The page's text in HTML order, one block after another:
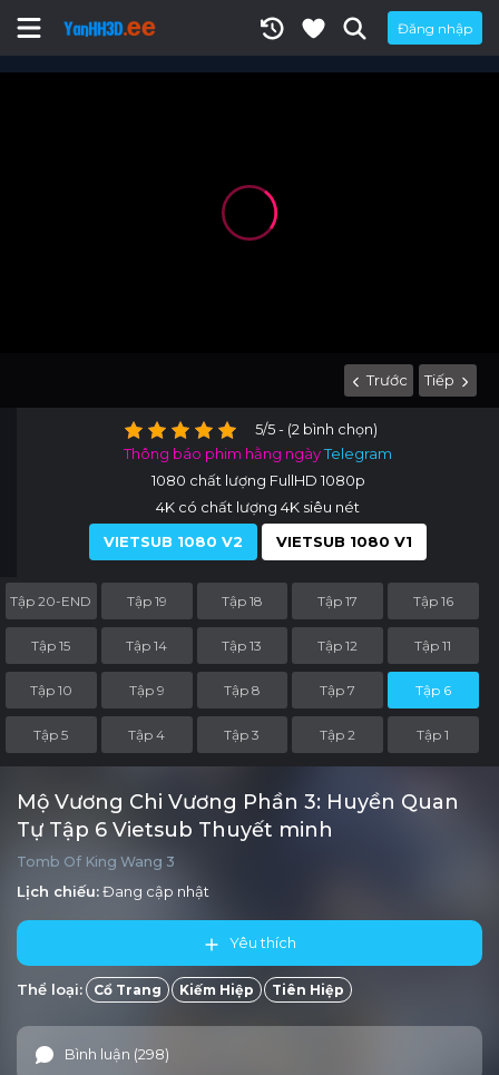
Đăng nhập
Trước Tiếp
5/5 - (2 bình chọn)
Thông báo phim hằng ngàyTelegram
1080 chất lượng FullHD 1080p
4K có chất lượng 4K siêu nét
VIETSUB 1080 V2
VIETSUB 1080 V1
Tập 20-END Tập 19 Tập 18 Tập 17 Tập 16
Tập 15 Tập 14 Tập 13 Tập 12 Tập 11
Tập 10 Tập 9 Tập 8 Tập 7 Tập 6
Tập 5 Tập 4 Tập 3 Tập 2 Tập 1
Mộ Vương Chi Vương Phần 3: Huyền Quan
Tự Tập 6 Vietsub Thuyết minh
Tomb Of King Wang 3
Lịch chiếu:Đang cập nhật
Yêu thích
Thể loại: Cổ Trang Kiếm Hiệp Tiên Hiệp
Bình luận (298)